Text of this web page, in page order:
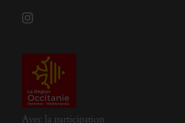
Avec la participation